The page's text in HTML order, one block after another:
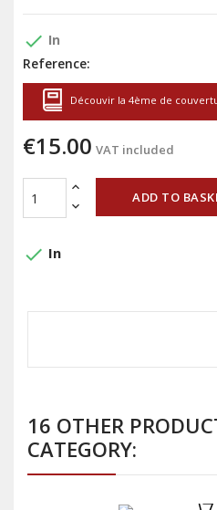
done In
Reference:
Découvir la 4ème de
€15.00 VAT included
ADD TO
done In
16 OTHER
CATEGORY: